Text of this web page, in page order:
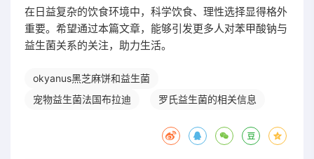
在日益复杂的饮食环境中，科学饮食、理性选择显得格外
重要。希望通过本篇文章，能够引发更多人对苯甲酸钠与
益生菌关系的关注，助力生活。
okyanus黑芝麻饼和益生菌
宠物益生菌法国布拉迪
罗氏益生菌的相关信息